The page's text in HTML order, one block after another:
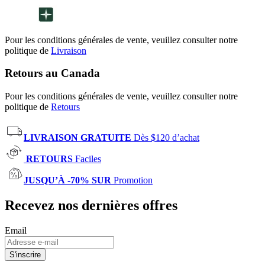
Pour les conditions générales de vente, veuillez consulter notre
politique de Livraison
Retours au Canada
Pour les conditions générales de vente, veuillez consulter notre
politique de Retours
LIVRAISON GRATUITE Dès $120 d’achat
RETOURS Faciles
JUSQU’À -70% SUR Promotion
Recevez nos dernières offres
Email
S'inscrire